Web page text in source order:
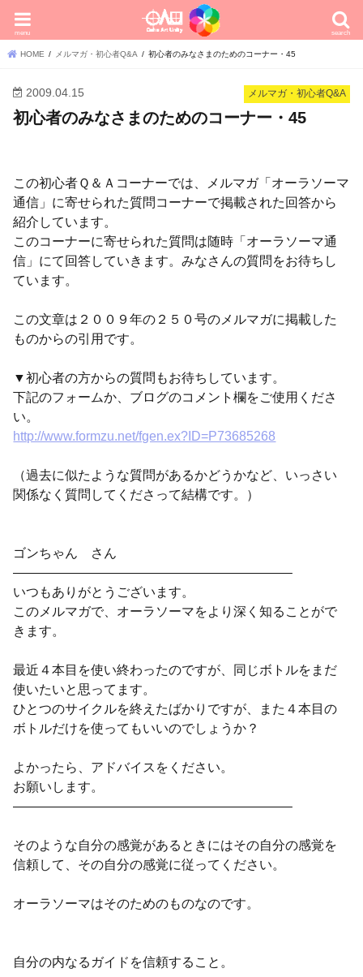
search
menu
HOME メルマガ・初心者Q&A 初心者のみなさまのためのコーナー・45
メルマガ・初心者Q&A
2009.04.15
初心者のみなさまのためのコーナー・45
この初心者Ｑ＆Ａコーナーでは、メルマガ「オーラソーマ
通信」に寄せられた質問コーナーで掲載された回答から
紹介しています。
このコーナーに寄せられた質問は随時「オーラソーマ通
信」にて回答していきます。みなさんの質問をお待ちし
ています。
この文章は２００９年の２５０号のメルマガに掲載した
ものからの引用です。
▼初心者の方からの質問もお待ちしています。
下記のフォームか、ブログのコメント欄をご使用くださ
い。
http://www.formzu.net/fgen.ex?ID=P73685268
（過去に似たような質問があるかどうかなど、いっさい
関係なく質問してくださって結構です。）
ゴンちゃん さん
—————————————————————–
いつもありがとうございます。
このメルマガで、オーラソーマをより深く知ることがで
きます。
最近４本目を使い終わったのですが、同じボトルをまだ
使いたいと思ってます。
ひとつのサイクルを終えたばかりですが、また４本目の
ボトルだけを使ってもいいのでしょうか？
よかったら、アドバイスをください。
お願いします。
—————————————————————–
そのような自分の感覚があるときにはその自分の感覚を
信頼して、その自分の感覚に従ってください。
オーラソーマはそのためのものなのです。
自分の内なるガイドを信頼すること。